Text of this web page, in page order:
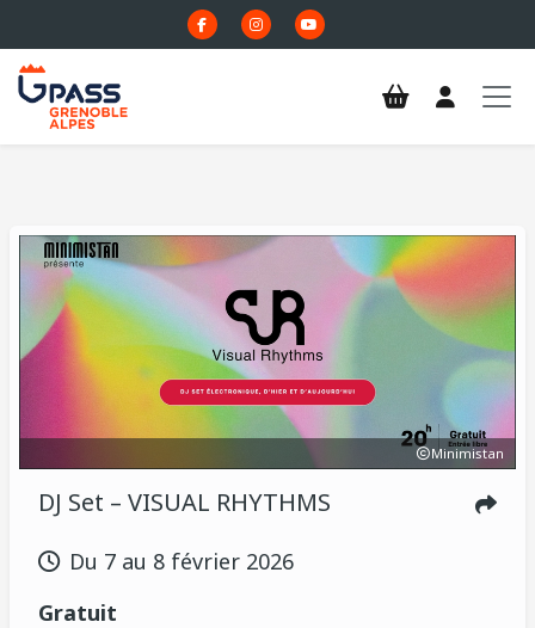
Aller au contenu principal
Minimistan
DJ Set – VISUAL RHYTHMS
Du 7 au 8 février 2026
Gratuit